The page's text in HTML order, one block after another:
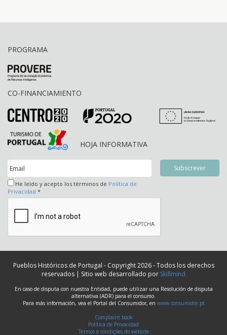
PROGRAMA
CO-FINANCIAMIENTO
HOJA INFORMATIVA
He leído y acepto los términos de Política de
Privacidad *
Pueblos Históricos de Portugal - Copyright 2026 - Todos los derechos
reservados | Sitio web desarrollado por Skillmind
En caso de disputa con nuestra Entidad, puede utilizar una Resolución de disputa
alternativa (ADR) para el consumo.
Para más información, vea el Portal del Consumidor, en www.consumidor.pt
Complaint book
Política de Privacidad
Termos e condições do website